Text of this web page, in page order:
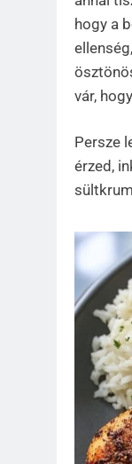
hogy a
vár,
Persze
érzed,